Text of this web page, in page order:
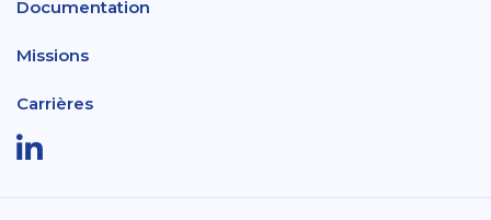
Documentation
Missions
Carrières